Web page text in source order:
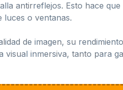
antirreflejos. Esto hace que
luces o ventanas.
de imagen, su
visual inmersiva, tanto para